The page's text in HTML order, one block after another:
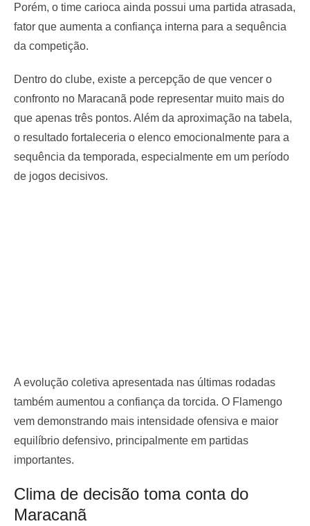
Porém, o time carioca ainda possui uma partida atrasada,
fator que aumenta a confiança interna para a sequência
da competição.
Dentro do clube, existe a percepção de que vencer o
confronto no Maracanã pode representar muito mais do
que apenas três pontos. Além da aproximação na tabela,
o resultado fortaleceria o elenco emocionalmente para a
sequência da temporada, especialmente em um período
de jogos decisivos.
A evolução coletiva apresentada nas últimas rodadas
também aumentou a confiança da torcida. O Flamengo
vem demonstrando mais intensidade ofensiva e maior
equilíbrio defensivo, principalmente em partidas
importantes.
Clima de decisão toma conta do
Maracanã